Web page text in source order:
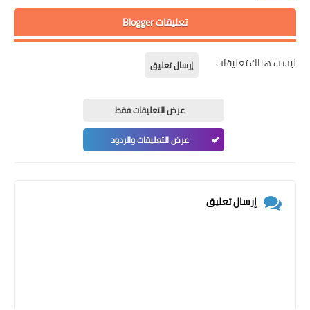
تعليقات Blogger
ليست هناك تعليقات إرسال تعليق
عرض التعليقات فقط
عرض التعليقات والردود
إرسال تعليق